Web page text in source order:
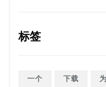
标签
一个 下载